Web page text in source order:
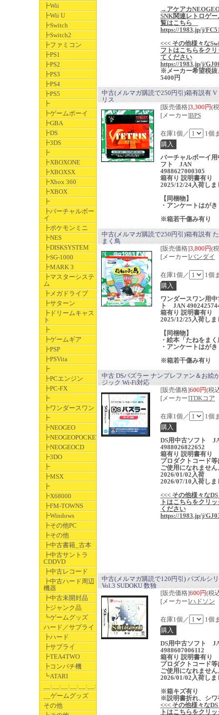
┣Wii
┣Wii U
┣Switch
┣Switch2
┣ファミコン
┣PS1
┣PS2
┣PS3
┣PS4
┣PS5
┣
┣ゲームボーイ
┣GBA
┣DS
┣3DS
┣
┣XBOXONE
┣XBOXSX
┣Xbox 360
┣XBOX
┣
┣バーチャルボー
イ
┣ポケモンミニ
┣NES
┣DISKSYSTEM
┣SG-1000
┣MARK 3
┣マスターシステ
ム
┣メガドライブ
┣サターン
┣ドリームキャス
ト
┣
┣ゲームギア
┣PSP
┣PSVita
┣
┣PCエンジン
┣PC-FX
┣
┣ワンダースワン
┣
┣NEOGEO
┣NEOGEOPOCKET
┣NEOGEOCD
┣3DO
┣
┣MSX
┣
┣X68000
┣FM-TOWNS
┣Windows
┣その他PC
┣その他
┣中古書籍_古本
┣中古サントラ
CDDVD
┣中古レコード
┣中古ハード周辺
機器
┣中古未開封品
┣ジャンク品
┗ゲームグッズ
ハード／サプライ
┣ハード
┣サプライ
┣TEA4TWO
┣コンパチ機
┗ATARI
__:__:__:__:__:__:__
__ゲームグッズ
その他
→アケアカ
SNK関連レトロゲ
覧はこちら
https://1983.jp/j/
<<< その他様々な
フトはこちらをク
てください
https://1983.jp/j/
※メーカー希望税抜
5400円
中古(メルマガ購読で250円引)箱有説有 V
リス
[販売価格]3,300円(
[メーカー]BPS
在庫1個／ 1個
バーチャルボーイ用
フト JAN
4988627000305
箱有り 説明書有り
2025/12/24入荷しま
【同梱物】
・アンケートはがき
※箱若干傷み有り
中古(メルマガ購読で250円引)箱有説有
まく鳥
[販売価格]3,800円(
[メーカー]バンダイ
在庫1個／ 1個
ワンダースワン用
ト JAN
箱有り 説明書有り
2025/12/25入荷しま
【同梱物】
・絵本「たねをま
・アンケートはがき
※箱若干傷み有り
中古 DSパズラー ナンプレファン＆お絵
ジック Wi-Fi対応
[販売価格]600円(税
[メーカー]TDKコア
在庫1個／ 1個
DS用中古ソフト
4988026822652
箱有り 説明書有り
プロダクトコード
ご使用になれません
2026/01/02入荷
2026/07/10入荷しま
<<< その他様々な
トはこちらをクリ
ください
https://1983.jp/j/
中古(メルマガ購読で120円引) パズルシ
Vol.3 SUDOKU 数独
[販売価格]600円(税
[メーカー]ハドソン
在庫1個／ 1個
DS用中古ソフト
4988607006112
箱有り 説明書有り
プロダクトコード
ご使用になれません
2026/01/02入荷しま
※箱キズ有り
※説明書折れ、シワ
<<< その他様々な
トはこちらをクリ